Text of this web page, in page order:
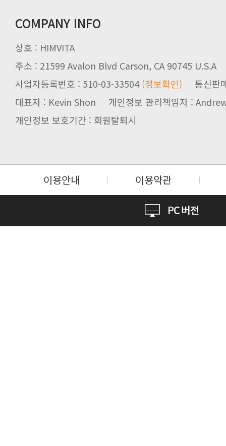
COMPANY INFO
상호 : HIMVITA
주소 : 21599 Avalon Blvd Carson, CA 90745 U.S.A
사업자등록번호 : 510-03-33504(정보확인) 통신판
대표자 : Kevin Shon 개인정보 관리책임자 :
개인정보 보호기간 : 회원탈퇴시
이용안내 이용약관